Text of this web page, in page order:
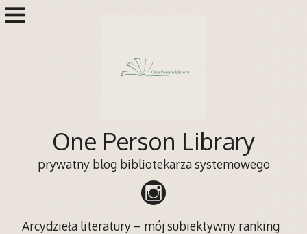
Przejdź
do
One Person Library
prywatny blog bibliotekarza systemowego
Arcydzieła literatury – mój subiektywny ranking